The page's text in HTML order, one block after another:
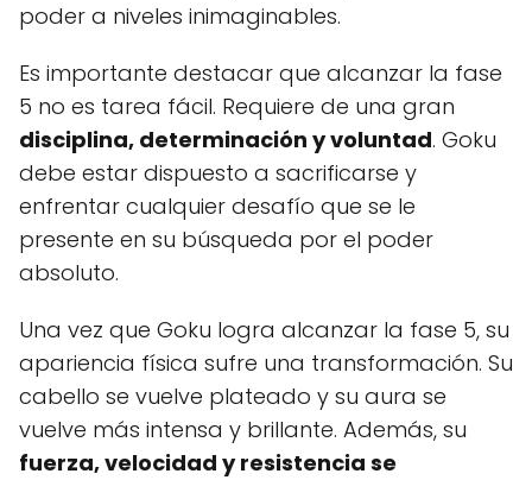
poder a niveles inimaginables.
Es importante destacar que alcanzar la fase
5 no es tarea fácil. Requiere de una gran
disciplina, determinación y voluntad. Goku
debe estar dispuesto a sacrificarse y
enfrentar cualquier desafío que se le
presente en su búsqueda por el poder
absoluto.
Una vez que Goku logra alcanzar la fase 5, su
apariencia física sufre una transformación. Su
cabello se vuelve plateado y su aura se
vuelve más intensa y brillante. Además, su
fuerza, velocidad y resistencia se